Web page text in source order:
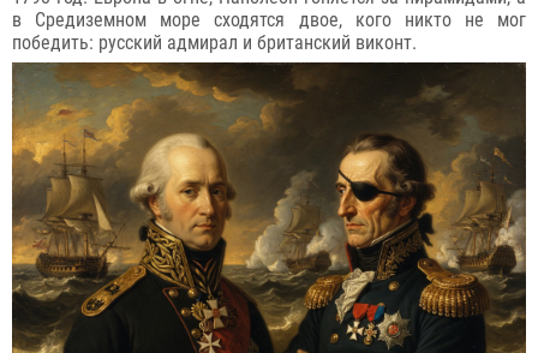
в Средиземном море сходятся двое, кого никто не мог
победить: русский адмирал и британский виконт.